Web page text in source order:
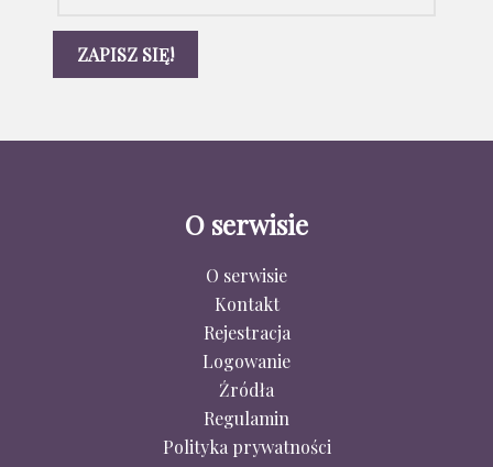
O serwisie
O serwisie
Kontakt
Rejestracja
Logowanie
Źródła
Regulamin
Polityka prywatności